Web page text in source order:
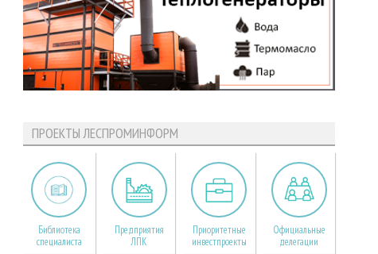
ПРОЕКТЫ ЛЕСПРОМИНФОРМ
Библиотека
специалиста
Предприятия
ЛПК
Приоритетные
инвестпроекты
Официальные
делегации